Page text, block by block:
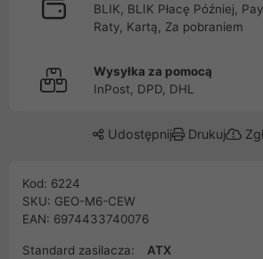
BLIK, BLIK Płacę Później,
Raty, Kartą, Za pobraniem
Wysyłka za pomocą
InPost, DPD, DHL
Udostępnij Drukuj
Kod: 6224
SKU: GEO-M6-CEW
EAN: 6974433740076
Standard zasilacza:
ATX